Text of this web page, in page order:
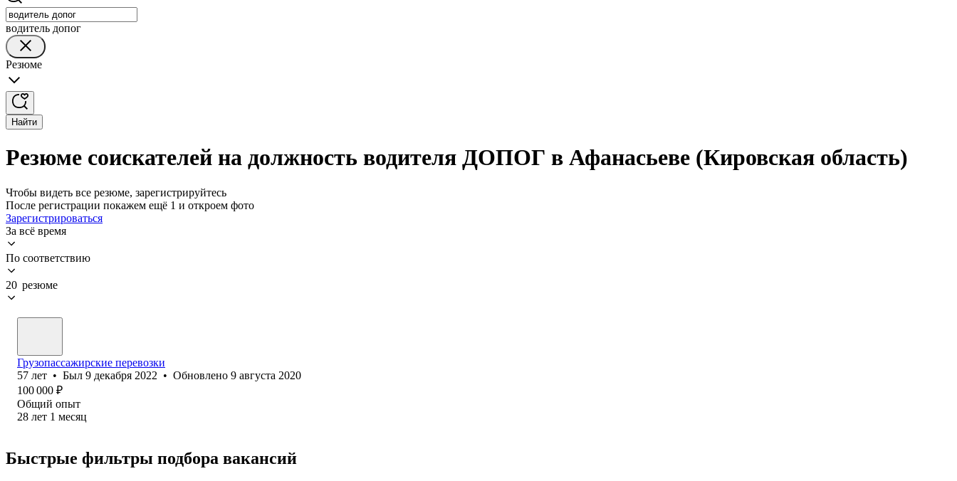
водитель допог
Резюме
Найти
Резюме соискателей на должность водителя ДОПОГ в Афанасьеве (Кировская область)
Чтобы видеть все резюме, зарегистрируйтесь
После регистрации покажем ещё 1 и откроем фото
Зарегистрироваться
За всё время
По соответствию
20 резюме
Грузопассажирские перевозки
57 лет • Был 9 декабря 2022 • Обновлено 9 августа 2020
100 000 ₽
Общий опыт
28 лет 1 месяц
Быстрые фильтры подбора вакансий